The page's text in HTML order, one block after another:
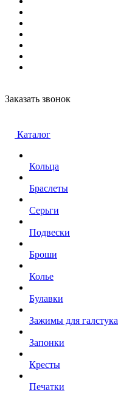
Заказать звонок
Каталог
Кольца
Браслеты
Серьги
Подвески
Броши
Колье
Булавки
Зажимы для галстука
Запонки
Кресты
Печатки